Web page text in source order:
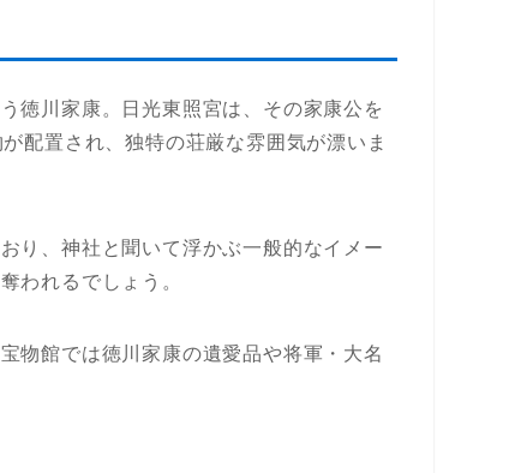
徳川家康。日光東照宮は、その家康公を
配置され、独特の荘厳な雰囲気が漂いま
り、神社と聞いて浮かぶ一般的なイメー
われるでしょう。
物館では徳川家康の遺愛品や将軍・大名